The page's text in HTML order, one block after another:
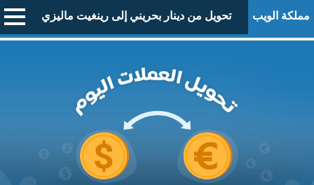
مملكة الويب تحويل من دينار بحريني إلى رينغيت ماليزي